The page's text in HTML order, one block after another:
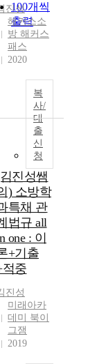
100개씩
출력
진성
해커스소
방 해커스
패스
2020
복
사/
대
출
신
청
진성쌤
) 소방학
특채 관
법규 all
one : 이
+기출
적중
진성
미래아카
데미 북이
그잼
2019